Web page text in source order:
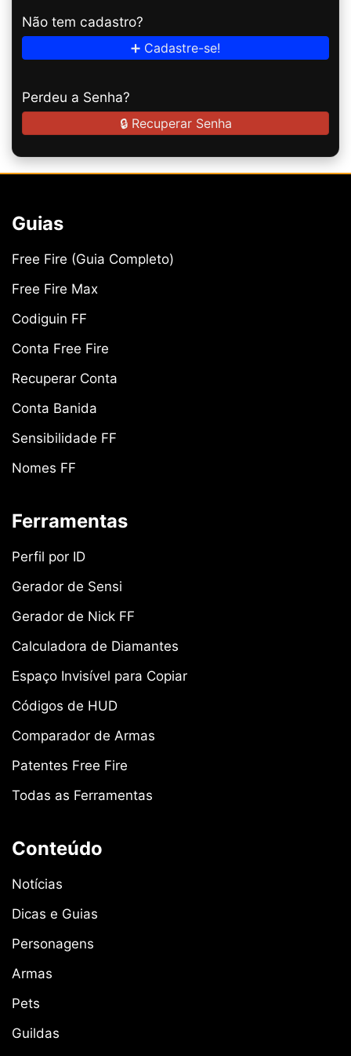
Não tem cadastro?
➕ Cadastre-se!
Perdeu a Senha?
🔒 Recuperar Senha
Guias
Free Fire (Guia Completo)
Free Fire Max
Codiguin FF
Conta Free Fire
Recuperar Conta
Conta Banida
Sensibilidade FF
Nomes FF
Ferramentas
Perfil por ID
Gerador de Sensi
Gerador de Nick FF
Calculadora de Diamantes
Espaço Invisível para Copiar
Códigos de HUD
Comparador de Armas
Patentes Free Fire
Todas as Ferramentas
Conteúdo
Notícias
Dicas e Guias
Personagens
Armas
Pets
Guildas